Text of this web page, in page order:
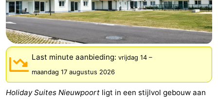
Suites
Nieuwpoort
Holiday
Suites
Westende
Bed
(&
breakfasts)
Campings
Hotels
Vakantiehuizen
Last minute aanbieding: vrijdag 14 –
maandag 17 augustus 2026
Holiday Suites Nieuwpoort ligt in een stijlvol gebouw aan